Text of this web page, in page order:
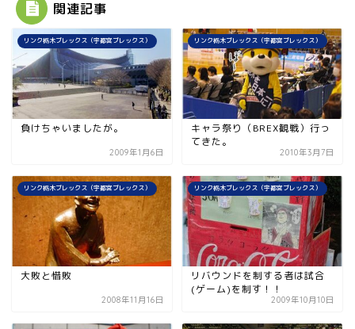
関連記事
リンク栃木ブレックス（宇都宮ブレックス）
負けちゃいましたが。
2009年1月6日
リンク栃木ブレックス（宇都宮ブレックス）
キャラ祭り（BREX観戦）行っ
てきた。
2010年3月7日
リンク栃木ブレックス（宇都宮ブレックス）
大敗と惜敗
2008年11月16日
リンク栃木ブレックス（宇都宮ブレックス）
リバウンドを制する者は試合
(ゲーム)を制す！！
2009年10月10日